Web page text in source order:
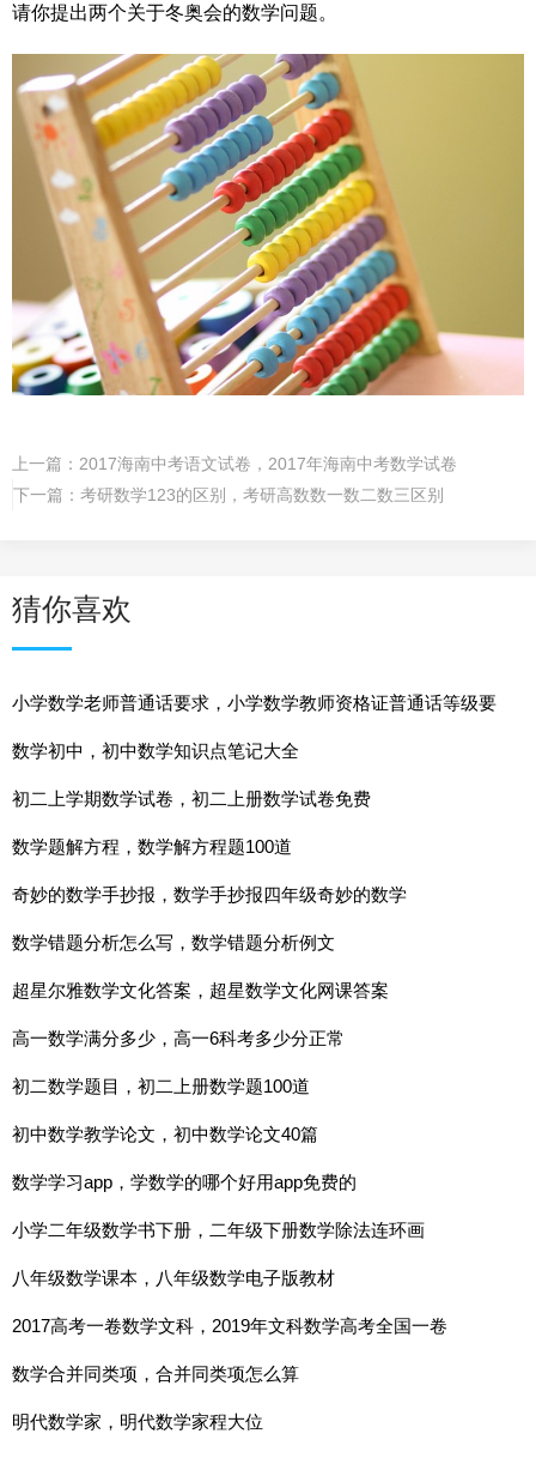
请你提出两个关于冬奥会的数学问题。
上一篇： 2017海南中考语文试卷，2017年海南中考数学试卷
下一篇： 考研数学123的区别，考研高数数一数二数三区别
猜你喜欢
小学数学老师普通话要求，小学数学教师资格证普通话等级要
求
数学初中，初中数学知识点笔记大全
初二上学期数学试卷，初二上册数学试卷免费
数学题解方程，数学解方程题100道
奇妙的数学手抄报，数学手抄报四年级奇妙的数学
数学错题分析怎么写，数学错题分析例文
超星尔雅数学文化答案，超星数学文化网课答案
高一数学满分多少，高一6科考多少分正常
初二数学题目，初二上册数学题100道
初中数学教学论文，初中数学论文40篇
数学学习app，学数学的哪个好用app免费的
小学二年级数学书下册，二年级下册数学除法连环画
八年级数学课本，八年级数学电子版教材
2017高考一卷数学文科，2019年文科数学高考全国一卷
数学合并同类项，合并同类项怎么算
明代数学家，明代数学家程大位